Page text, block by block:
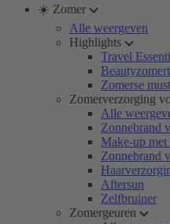
☀️ Zomer
Alle weergeven
Highlights
Travel
Zomerse
Zomerverzorging
Alle
Zonnebrand
Make-up met
Zonnebrand
Aftersun
Zelfbruiner
Zomergeuren